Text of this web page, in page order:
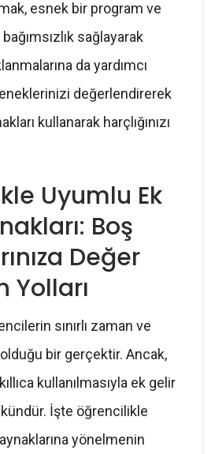
esnek bir program ve
sağlayarak
da yardımcı
değerlendirerek
kullanarak harçlığınızı
Uyumlu Ek
Boş
Değer
Yolları
sınırlı zaman ve
bir gerçektir. Ancak,
kullanılmasıyla ek gelir
İşte öğrencilikle
yönelmenin